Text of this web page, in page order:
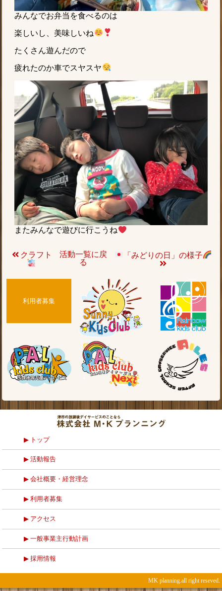
みんなでお弁当を食べるのは
楽しいし、美味しいね
たくさん遊んだので
疲れたのか車でスヤスヤ
またみんなで遊びに行こうね
クラフト
活動一覧に戻
る
「みどりの日」の様子
利用者募集
トップ
活動報告
会社概要・経営理念
利用者募集
アクセス
一般事業主行動計画
採用情報
MK planning.all right reseved.